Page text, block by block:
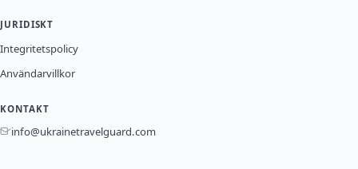
JURIDISKT
Integritetspolicy
Användarvillkor
KONTAKT
info@ukrainetravelguard.com